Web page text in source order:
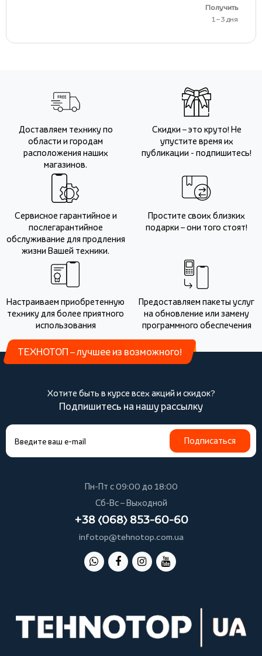
Получить
1 – 3 дня
Доставляем технику по
области и городам
расположения наших
магазинов.
Скидки – это круто! Не
упустите время их
публикации - подпишитесь!
Сервисное гарантийное и
послегарантийное
обслуживание для продления
жизни Вашей техники.
Простите своих близких
подарки – они того стоят!
Настраиваем приобретенную
технику для более приятного
использования
Предоставляем пакеты услуг
на обновление или замену
программного обеспечения
ТЕХНОТОП – лучшее из возможного!
Хотите быть в курсе всех акций и скидок?
Подпишитесь на нашу рассылку
Подписаться
Пн-Пт с 09:00 до 18:00
Сб-Вс – Выходной
+38 (068) 853-60-60
infotop@tehnotop.com.ua